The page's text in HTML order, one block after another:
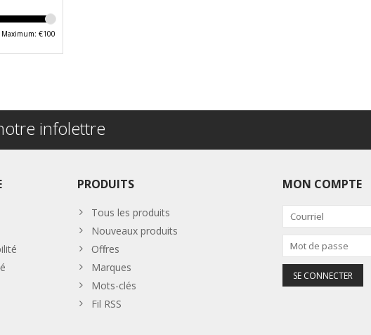
Maximum: €100
infolettre
PRODUITS
Tous les produits
Nouveaux produits
Offres
Marques
Mots-clés
Fil RSS
MON COMPTE